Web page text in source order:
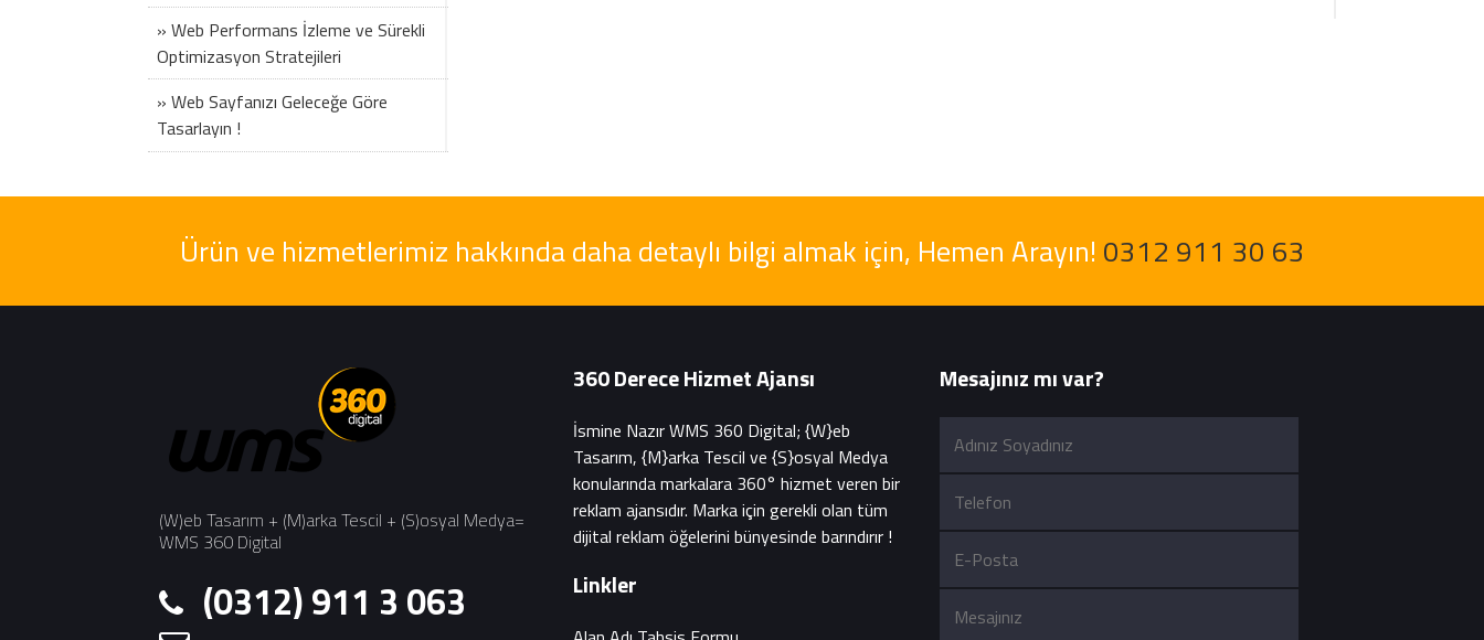
» Web Performans İzleme ve Sürekli
Optimizasyon Stratejileri
» Web Sayfanızı Geleceğe Göre
Tasarlayın !
Ürün ve hizmetlerimiz hakkında daha detaylı bilgi almak için, Hemen Arayın! 0312 911 30 63
(W)eb Tasarım + (M)arka Tescil + (S)osyal Medya=
WMS 360 Digital
(0312) 911 3 063
360 Derece Hizmet Ajansı
İsmine Nazır WMS 360 Digital; {W}eb
Tasarım, {M}arka Tescil ve {S}osyal Medya
konularında markalara 360° hizmet veren bir
reklam ajansıdır. Marka için gerekli olan tüm
dijital reklam öğelerini bünyesinde barındırır !
Linkler
Mesajınız mı var?